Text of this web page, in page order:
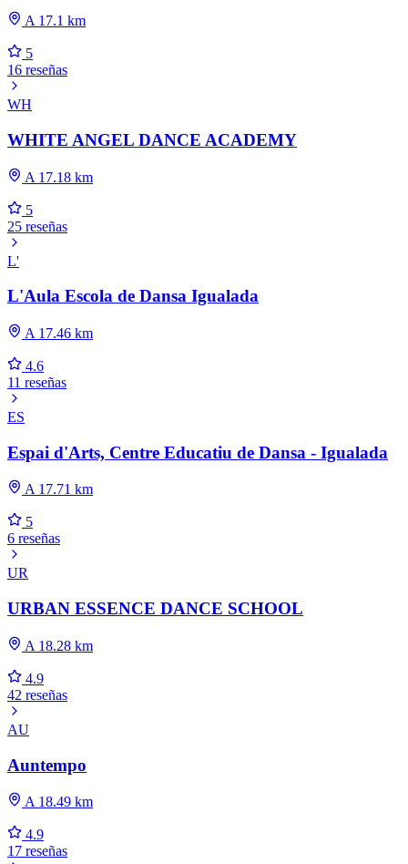
A 17.1 km
5
16 reseñas
WH
WHITE ANGEL DANCE ACADEMY
A 17.18 km
5
25 reseñas
L'
L'Aula Escola de Dansa Igualada
A 17.46 km
4.6
11 reseñas
ES
Espai d'Arts, Centre Educatiu de Dansa - Igualada
A 17.71 km
5
6 reseñas
UR
URBAN ESSENCE DANCE SCHOOL
A 18.28 km
4.9
42 reseñas
AU
Auntempo
A 18.49 km
4.9
17 reseñas